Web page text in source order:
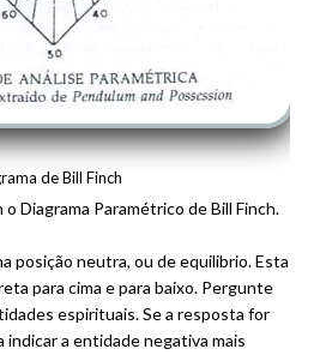
de Bill Finch
Diagrama Paramétrico de Bill Finch.
posição neutra, ou de equilibrio. Esta
para cima e para baixo. Pergunte
espirituais. Se a resposta for
indicar a entidade negativa mais